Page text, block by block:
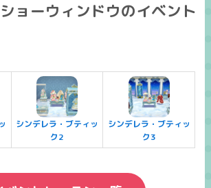
ョーウィンドウのイベント
シンデレラ・ブティッ
ク2
シンデレラ・ブティッ
ク3